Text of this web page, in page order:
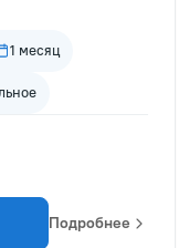
1 месяц
Подробнее